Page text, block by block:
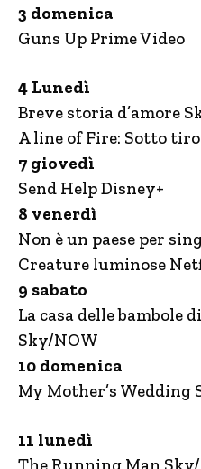
3 domenica
Guns Up Prime Video
4 Lunedì
Breve storia d’amore
A line of Fire: Sotto
7 giovedì
Send Help Disney+
8 venerdì
Non è un paese per
Creature luminose
9 sabato
La casa delle bambole
Sky/NOW
10 domenica
My Mother’s Wedding
11 lunedì